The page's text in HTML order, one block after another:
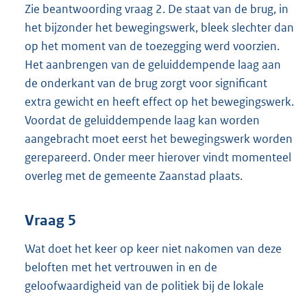
Zie beantwoording vraag 2. De staat van de brug, in
het bijzonder het bewegingswerk, bleek slechter dan
op het moment van de toezegging werd voorzien.
Het aanbrengen van de geluiddempende laag aan
de onderkant van de brug zorgt voor significant
extra gewicht en heeft effect op het bewegingswerk.
Voordat de geluiddempende laag kan worden
aangebracht moet eerst het bewegingswerk worden
gerepareerd. Onder meer hierover vindt momenteel
overleg met de gemeente Zaanstad plaats.
Vraag 5
Wat doet het keer op keer niet nakomen van deze
beloften met het vertrouwen in en de
geloofwaardigheid van de politiek bij de lokale